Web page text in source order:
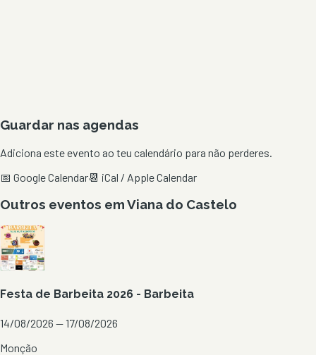
Guardar nas agendas
Adiciona este evento ao teu calendário para não perderes.
📅 Google Calendar📆 iCal / Apple Calendar
Outros eventos emViana do Castelo
Festa de Barbeita 2026 - Barbeita
14/08/2026 — 17/08/2026
Monção